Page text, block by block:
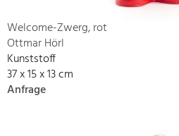
Welcome-Zwerg, rot
Ottmar Hörl
Kunststoff
37 x 15 x 13 cm
Anfrage